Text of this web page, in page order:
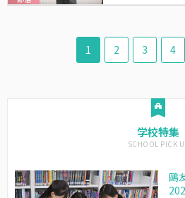
1 2 3 4
学校特集
鷗